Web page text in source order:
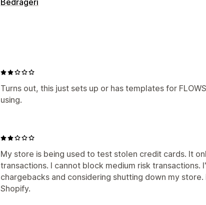
Anpassade regler
Aviseringar och analyser
Turns out, this just sets up or has templates for
using.
My store is being used to test stolen credit cards. It
transactions. I cannot block medium risk transactions.
chargebacks and considering shutting down my store.
Shopify.